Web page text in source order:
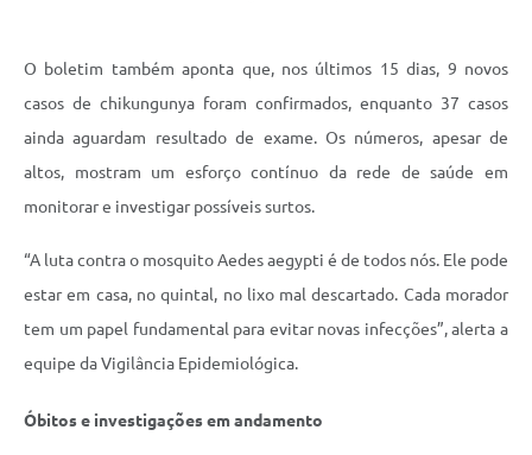
O boletim também aponta que, nos últimos 15 dias, 9 novos
casos de chikungunya foram confirmados, enquanto 37 casos
ainda aguardam resultado de exame. Os números, apesar de
altos, mostram um esforço contínuo da rede de saúde em
monitorar e investigar possíveis surtos.
“A luta contra o mosquito Aedes aegypti é de todos nós. Ele pode
estar em casa, no quintal, no lixo mal descartado. Cada morador
tem um papel fundamental para evitar novas infecções”, alerta a
equipe da Vigilância Epidemiológica.
Óbitos e investigações em andamento